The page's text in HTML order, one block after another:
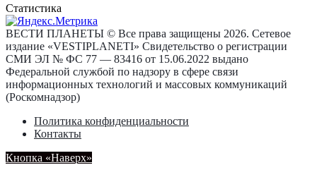
Статистика
ВЕСТИ ПЛАНЕТЫ © Все права защищены 2026. Сетевое
издание «VESTIPLANETI» Свидетельство о регистрации
СМИ ЭЛ № ФС 77 — 83416 от 15.06.2022 выдано
Федеральной службой по надзору в сфере связи
информационных технологий и массовых коммуникаций
(Роскомнадзор)
Политика конфиденциальности
Контакты
Кнопка «Наверх»